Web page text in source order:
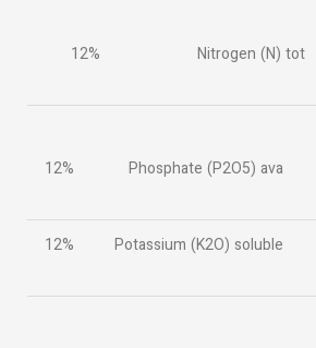
Nitrogen (N) tot
12%
Phosphate (P2O5) ava
12%
Potassium (K2O) soluble
12%